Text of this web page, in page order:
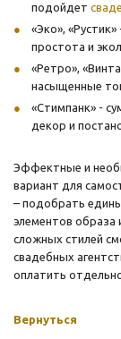
подойдет
«Эко»,
простота и
«Ретро»,
насыщенные
«Стимпанк» -
декор и
Эффектные и
вариант для
– подобрать
элементов образа
сложных стилей
свадебных
оплатить
Вернуться